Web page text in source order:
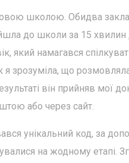
школою. Обидва
до школи за 15 хвилин
який намагався
зрозуміла, що
він прийняв мої
або через сайт.
унікальний код, за
на жодному етапі.